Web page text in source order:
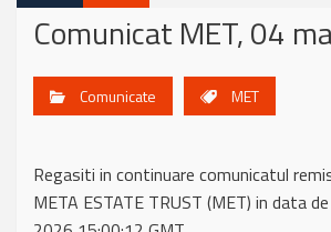
Comunicat MET, 04
Comunicate MET
Regasiti in continuare comunicatul
META ESTATE TRUST (MET) in data